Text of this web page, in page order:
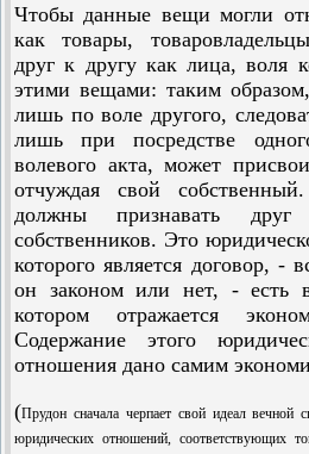
Чтобы данные вещи могли
как товары,
друг к другу как лица, воля
этими вещами: таким
лишь по воле другого,
лишь при посредстве
волевого акта, может
отчуждая свой
должны признавать
собственников. Это
которого является договор, -
он законом или нет, - есть
котором отражается
Содержание этого
отношения дано самим
(Прудон сначала черпает свой идеал вечной
юридических отношений, соответствующих